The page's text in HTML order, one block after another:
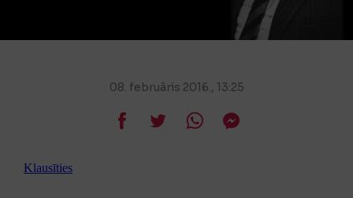
08. februāris 2016., 13:25
Klausīties